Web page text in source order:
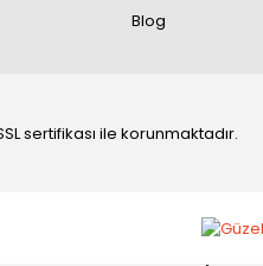
Blog
sertifikası ile korunmaktadır.